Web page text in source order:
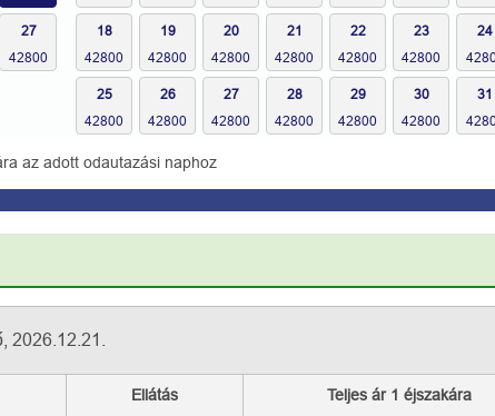
27 18 19 20 21 22 23 24
25 26 27 28 29 30 31
az adott odautazási naphoz
2026.12.21.
Ellátás Teljes ár 1 éjszakára